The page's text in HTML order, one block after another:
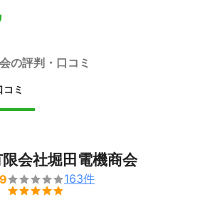
の評判・口コミ
コミ
会社堀田電機商会


163件